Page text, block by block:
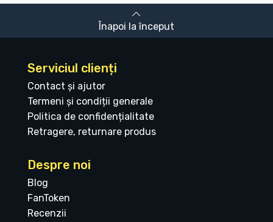
Înapoi la început
Serviciul clienți
Contact și ajutor
Termeni și condiții generale
Politica de confidențialitate
Retragere, returnare produs
Despre noi
Blog
FanToken
Recenzii